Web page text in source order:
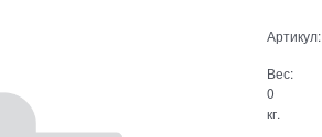
Артикул:
Вес:
0
кг.